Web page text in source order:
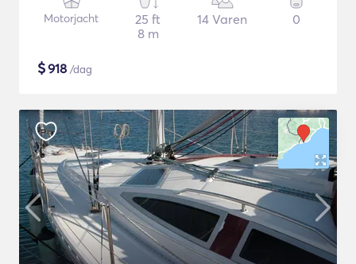
Motorjacht
25 ft
8 m
14 Varen 0
$918 /dag